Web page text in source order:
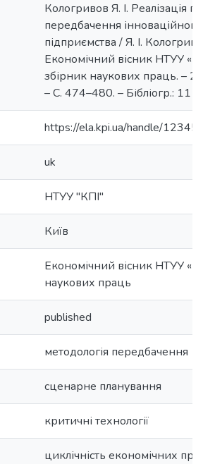
Кологривов Я. І. Реалізація
передбачення
підприємства / Я. І.
Економічний вісник НТУУ
збірник наукових праць. –
– С. 474–480. – Бібліогр.: 11
https://ela.kpi.ua/handle/
uk
НТУУ "КПІ"
Київ
Економічний вісник НТУУ
наукових праць
published
методологія передбачення
сценарне планування
критичні технології
циклічність економічних